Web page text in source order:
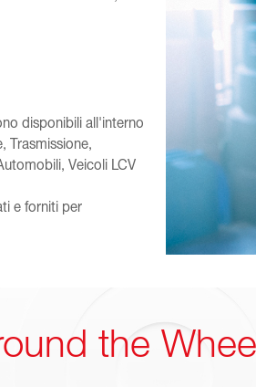
disponibili all'interno
Trasmissione,
Veicoli LCV
e forniti per
the